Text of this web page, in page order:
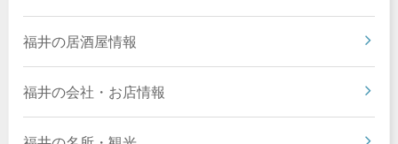
福井の居酒屋情報
福井の会社・お店情報